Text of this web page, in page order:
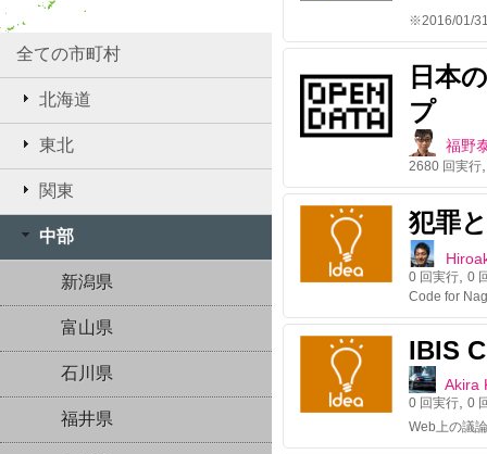
全ての市町村
北海道
東北
関東
中部
新潟県
富山県
石川県
福井県
日本
プ
福野
2680 回実行
犯罪
0 回実行 0
IBIS
Akira
0 回実行 0